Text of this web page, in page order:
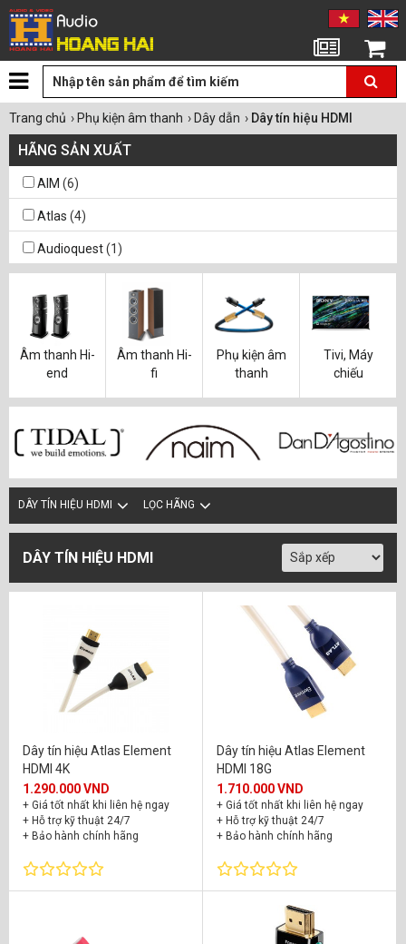
Giỏ hàng
Trang chủ › Phụ kiện âm thanh › Dây dẫn › Dây tín hiệu HDMI
HÃNG SẢN XUẤT
AIM (6)
Atlas (4)
Audioquest(1)
Âm thanh Hi-
end
Âm thanh Hi-
fi
Phụ kiện âm
thanh
Tivi, Máy
chiếu
DÂY TÍN HIỆU HDMI LỌC HÃNG
DÂY TÍN HIỆU HDMI
Dây tín hiệu Atlas Element
HDMI 4K
1.290.000 VND
+ Giá tốt nhất khi liên hệ ngay
+ Hỗ trợ kỹ thuật 24/7
+ Bảo hành chính hãng
Dây tín hiệu Atlas Element
HDMI 18G
1.710.000 VND
+ Giá tốt nhất khi liên hệ ngay
+ Hỗ trợ kỹ thuật 24/7
+ Bảo hành chính hãng